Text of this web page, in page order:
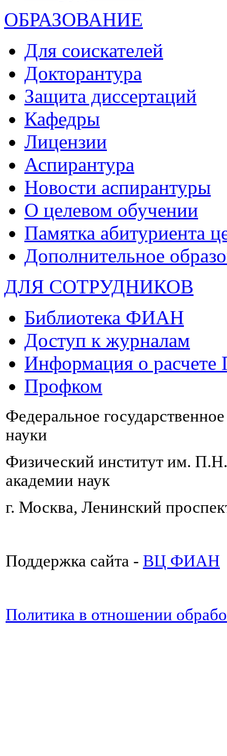
ОБРАЗОВАНИЕ
Для соискателей
Докторантура
Защита диссертаций
Кафедры
Лицензии
Аспирантура
Новости аспирантуры
О целевом обучении
Памятка абитуриента
Дополнительное
ДЛЯ СОТРУДНИКОВ
Библиотека ФИАН
Доступ к журналам
Информация о
Профком
Федеральное
науки
Физический институт им.
академии наук
г. Москва, Ленинский
Поддержка сайта - ВЦ ФИАН
Политика в отношении